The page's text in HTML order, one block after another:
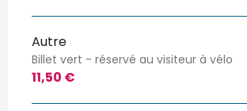
Autre
Billet vert - réservé au visiteur à vélo
11,50 €